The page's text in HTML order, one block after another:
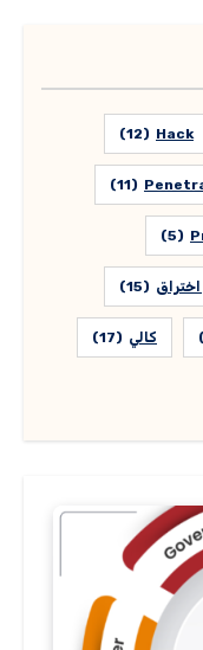
Hack
(12)
(11)
(5)
اختراق (15)
كالي (17)